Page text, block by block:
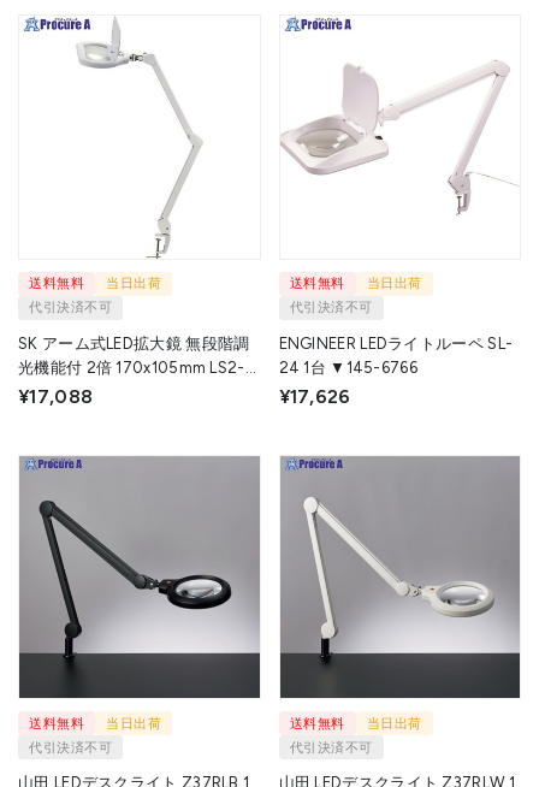
送料無料
当日出荷
代引決済不可
SK アーム式LED拡大鏡 無段階調
光機能付 2倍 170x105mm LS2-
S170AD 1台 ▼207-1776
¥17,088
送料無料
当日出荷
代引決済不可
ENGINEER LEDライトルーペ SL-
24 1台 ▼145-6766
¥17,626
送料無料
当日出荷
代引決済不可
山田 LEDデスクライト Z37RLB 1
送料無料
当日出荷
代引決済不可
山田 LEDデスクライト Z37RLW 1